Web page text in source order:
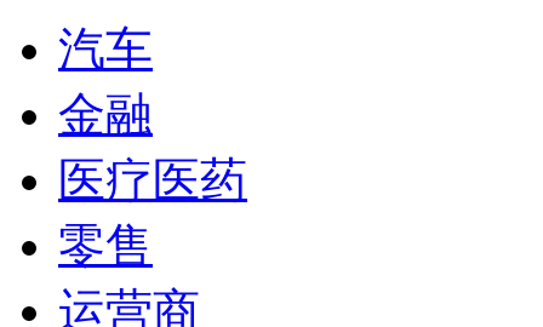
汽车
金融
医疗医药
零售
运营商